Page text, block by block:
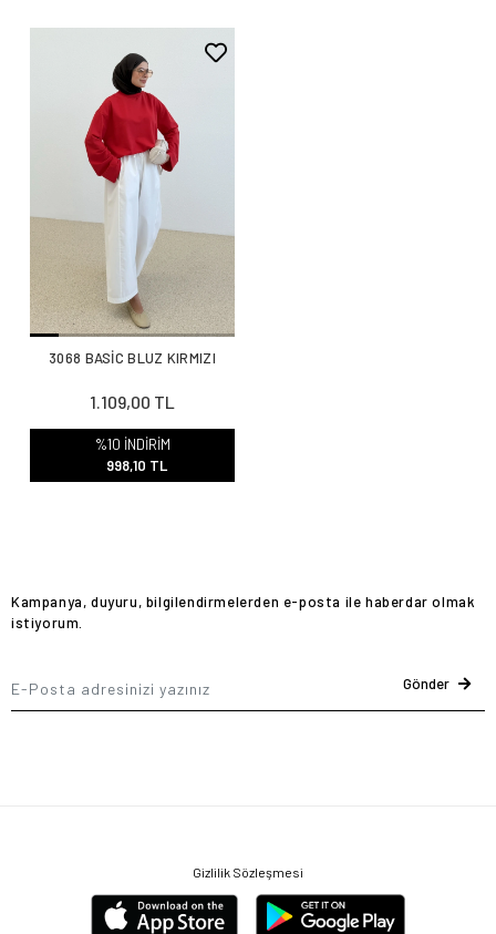
3068 BASİC BLUZ KIRMIZI
1.109,00 TL
%10 İNDİRİM
998,10 TL
Kampanya, duyuru, bilgilendirmelerden e-posta ile haberdar olmak
istiyorum.
Gönder
Gizlilik Sözleşmesi